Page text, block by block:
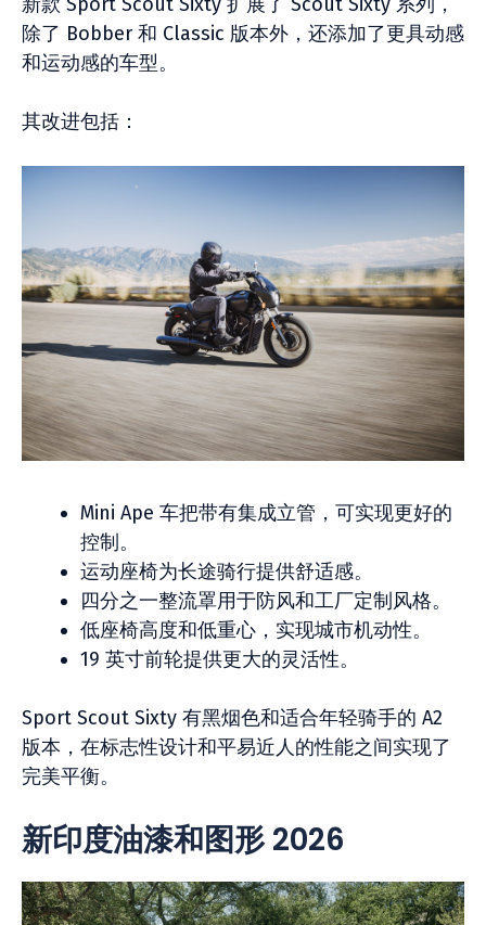
除了 Bobber 和 Classic 版本外，还添加了更具动感
和运动感的车型。
其改进包括：
Mini Ape 车把带有集成立管，可实现更好的
控制。
运动座椅为长途骑行提供舒适感。
四分之一整流罩用于防风和工厂定制风格。
低座椅高度和低重心，实现城市机动性。
19 英寸前轮提供更大的灵活性。
Sport Scout Sixty 有黑烟色和适合年轻骑手的 A2
版本，在标志性设计和平易近人的性能之间实现了
完美平衡。
新印度油漆和图形 2026